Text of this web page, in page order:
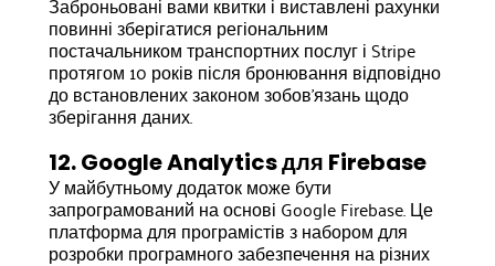
повинні зберігатися регіональним
постачальником транспортних послуг і Stripe
протягом 10 років після бронювання відповідно
до встановлених законом зобов'язань щодо
зберігання даних.
12. Google Analytics для Firebase
У майбутньому додаток може бути
запрограмований на основі Google Firebase. Це
платформа для програмістів з набором для
розробки програмного забезпечення на різних